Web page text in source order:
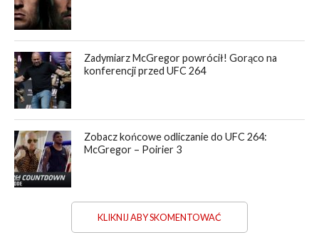
Zadymiarz McGregor powrócił! Gorąco na
konferencji przed UFC 264
Zobacz końcowe odliczanie do UFC 264:
McGregor – Poirier 3
KLIKNIJ ABY SKOMENTOWAĆ